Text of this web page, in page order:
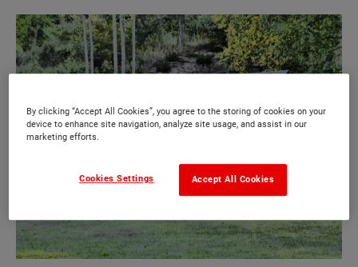
By clicking “Accept All Cookies”, you agree to the storing of cookies on your
device to enhance site navigation, analyze site usage, and assist in our
marketing efforts.
Accept All Cookies
Cookies Settings